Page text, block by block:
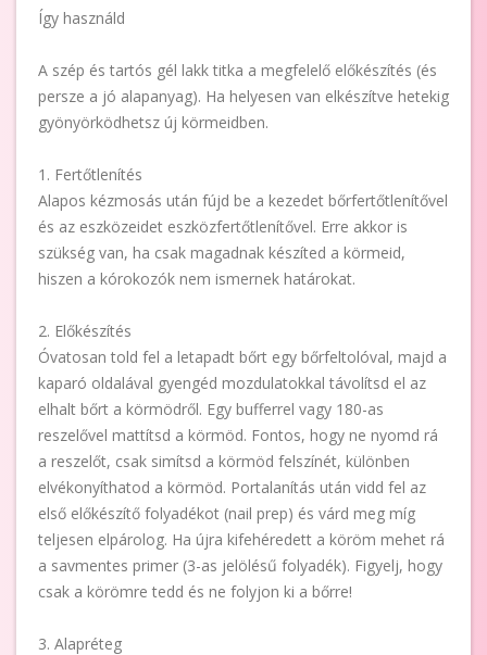
Így használd
A szép és tartós gél lakk titka a megfelelő előkészítés (és
persze a jó alapanyag). Ha helyesen van elkészítve hetekig
gyönyörködhetsz új körmeidben.
1. Fertőtlenítés
Alapos kézmosás után fújd be a kezedet bőrfertőtlenítővel
és az eszközeidet eszközfertőtlenítővel. Erre akkor is
szükség van, ha csak magadnak készíted a körmeid,
hiszen a kórokozók nem ismernek határokat.
2. Előkészítés
Óvatosan told fel a letapadt bőrt egy bőrfeltolóval, majd a
kaparó oldalával gyengéd mozdulatokkal távolítsd el az
elhalt bőrt a körmödről. Egy bufferrel vagy 180-as
reszelővel mattítsd a körmöd. Fontos, hogy ne nyomd rá
a reszelőt, csak simítsd a körmöd felszínét, különben
elvékonyíthatod a körmöd. Portalanítás után vidd fel az
első előkészítő folyadékot (nail prep) és várd meg míg
teljesen elpárolog. Ha újra kifehéredett a köröm mehet rá
a savmentes primer (3-as jelölésű folyadék). Figyelj, hogy
csak a körömre tedd és ne folyjon ki a bőrre!
3. Alapréteg